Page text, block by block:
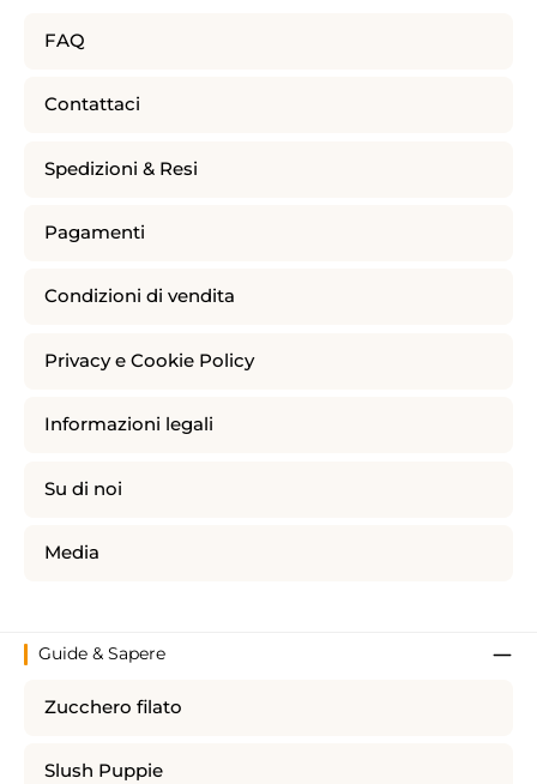
FAQ
Contattaci
Spedizioni & Resi
Pagamenti
Condizioni di vendita
Privacy e Cookie Policy
Informazioni legali
Su di noi
Media
Guide & Sapere
Zucchero filato
Slush Puppie